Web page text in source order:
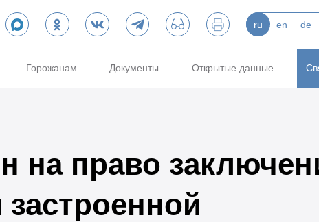
ru en de
Горожанам Документы Открытые данные
на право